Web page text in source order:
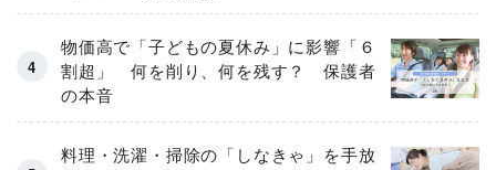
物価高で「子どもの夏休み」に影響「６
割超」 何を削り、何を残す？ 保護者
の本音
料理・洗濯・掃除の「しなきゃ」を手放